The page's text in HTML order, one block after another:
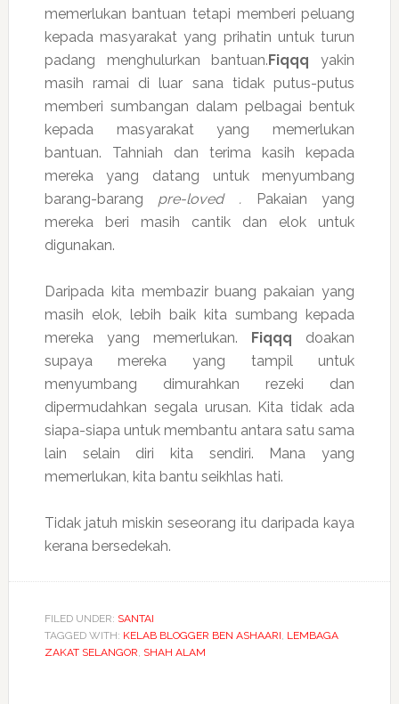
memerlukan bantuan tetapi memberi peluang
kepada masyarakat yang prihatin untuk turun
padang menghulurkan bantuan.Fiqqq yakin
masih ramai di luar sana tidak putus-putus
memberi sumbangan dalam pelbagai bentuk
kepada masyarakat yang memerlukan
bantuan. Tahniah dan terima kasih kepada
mereka yang datang untuk menyumbang
barang-barang pre-loved .
Pakaian yang
mereka beri masih cantik dan elok untuk
digunakan.
Daripada kita membazir buang pakaian yang
masih elok, lebih baik kita sumbang kepada
mereka yang memerlukan. Fiqqq doakan
supaya mereka yang tampil untuk
menyumbang dimurahkan rezeki dan
dipermudahkan segala urusan. Kita tidak ada
siapa-siapa untuk membantu antara satu sama
lain selain diri kita sendiri. Mana yang
memerlukan, kita bantu seikhlas hati.
Tidak jatuh miskin seseorang itu daripada kaya
kerana bersedekah.
FILED UNDER: SANTAI
TAGGED WITH: KELAB BLOGGER BEN ASHAARI, LEMBAGA
ZAKAT SELANGOR, SHAH ALAM